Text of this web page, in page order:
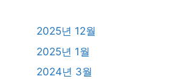
2025년 12월
2025년 1월
2024년 3월